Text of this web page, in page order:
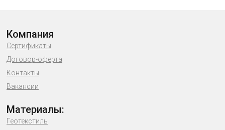
Компания
Сертификаты
Договор-оферта
Контакты
Вакансии
Материалы:
Геотекстиль